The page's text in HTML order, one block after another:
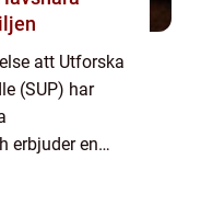
att Utforska
(SUP) har
erbjuder en